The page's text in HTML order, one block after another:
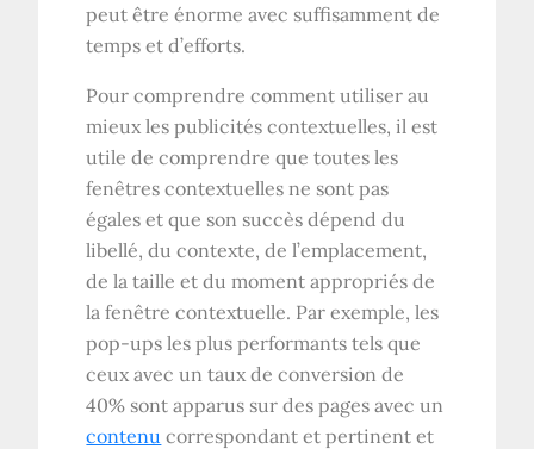
peut être énorme avec suffisamment de
temps et d’efforts.
Pour comprendre comment utiliser au
mieux les publicités contextuelles, il est
utile de comprendre que toutes les
fenêtres contextuelles ne sont pas
égales et que son succès dépend du
libellé, du contexte, de l’emplacement,
de la taille et du moment appropriés de
la fenêtre contextuelle. Par exemple, les
pop-ups les plus performants tels que
ceux avec un taux de conversion de
40% sont apparus sur des pages avec un
contenu correspondant et pertinent et